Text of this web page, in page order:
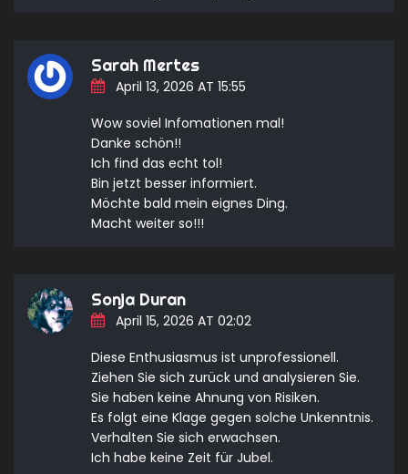
Sarah Mertes
April 13, 2026 AT 15:55
Wow soviel Infomationen mal!
Danke schön!!
Ich find das echt tol!
Bin jetzt besser informiert.
Möchte bald mein eignes Ding.
Macht weiter so!!!
Sonja Duran
April 15, 2026 AT 02:02
Diese Enthusiasmus ist unprofessionell.
Ziehen Sie sich zurück und analysieren Sie.
Sie haben keine Ahnung von Risiken.
Es folgt eine Klage gegen solche Unkenntnis.
Verhalten Sie sich erwachsen.
Ich habe keine Zeit für Jubel.